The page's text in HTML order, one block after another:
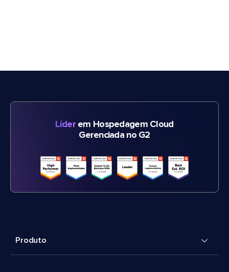
Líderem Hospedagem Cloud
Gerenciada no G2
Produto